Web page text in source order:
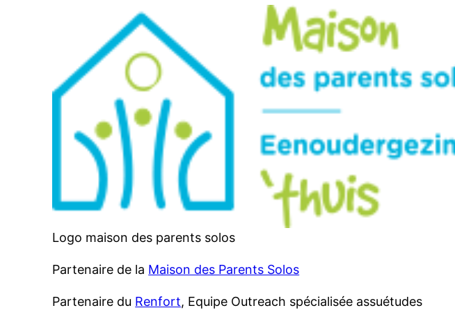
Logo maison des parents solos
Partenaire de la Maison des Parents Solos
Partenaire du Renfort, Equipe Outreach spécialisée assuétudes